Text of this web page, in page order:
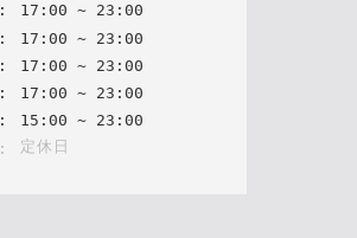
17 : 00 ~ 23 : 00
17 : 00 ~ 23 : 00
17 : 00 ~ 23 : 00
17 : 00 ~ 23 : 00
15 : 00 ~ 23 : 00
定休日